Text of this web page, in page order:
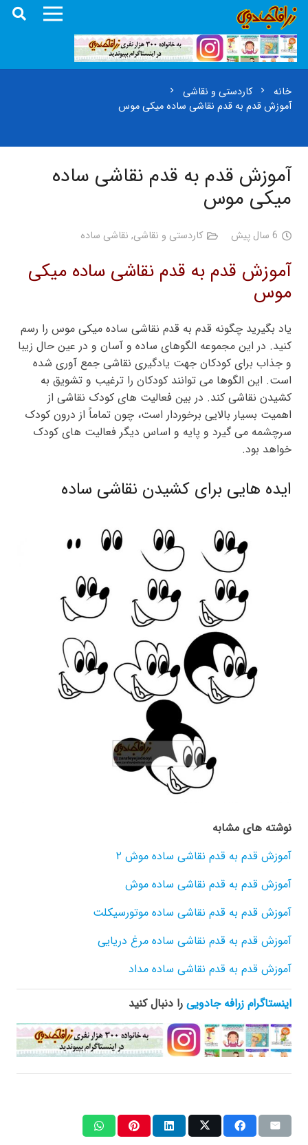
خانه chevron_right کاردستی و نقاشی chevron_right
آموزش قدم به قدم نقاشی ساده میکی موس
آموزش قدم به قدم نقاشی ساده
میکی موس
6 سال پیش کاردستی و نقاشی, نقاشی ساده
آموزش قدم به قدم نقاشی ساده میکی
موس
یاد بگیرید چگونه قدم به قدم نقاشی ساده میکی موس را رسم
کنید. در این مجموعه الگوهای ساده و آسان و در عین حال زیبا
و جذاب برای کودکان جهت یادگیری نقاشی جمع آوری شده
است. این الگوها می توانند کودکان را ترغیب و تشویق به
کشیدن نقاشی کند. در بین فعالیت های کودک نقاشی از
اهمیت بسیار بالایی برخوردار است، چون تماماً از درون کودک
سرچشمه می گیرد و پایه و اساس دیگر فعالیت های کودک
خواهد بود.
ایده هایی برای کشیدن نقاشی ساده
نوشته های مشابه
آموزش قدم به قدم نقاشی ساده موش ۲
آموزش قدم به قدم نقاشی ساده موش
آموزش قدم به قدم نقاشی ساده موتورسیکلت
آموزش قدم به قدم نقاشی ساده مرغ دریایی
آموزش قدم به قدم نقاشی ساده مداد
اینستاگرام زرافه جادویی را دنبال کنید